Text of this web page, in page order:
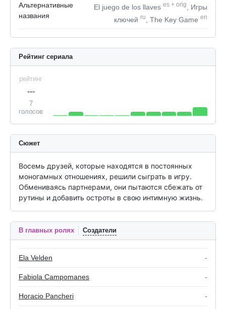
Альтернативные
названия
El juego de los llaves es + orig
, Игры
ключей ru , The Key Game en
Рейтинг сериала
рейтинг
---
7
голосов
Сюжет
Восемь друзей, которые находятся в постоянных
моногамных отношениях, решили сыграть в игру.
Обмениваясь партнерами, они пытаются сбежать от
рутины и добавить остроты в свою интимную жизнь.
В главных ролях Создатели
Ela Velden -
Fabiola Campomanes -
Horacio Pancheri -